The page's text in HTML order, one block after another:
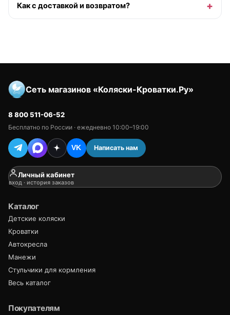
Как с доставкой и возвратом?
Сеть магазинов «Коляски-Кроватки.Ру»
8 800 511-06-52
Бесплатно по России · ежедневно 10:00–19:00
VK Написать нам
Личный кабинет
вход · история заказов
Каталог
Детские коляски
Кроватки
Автокресла
Манежи
Стульчики для кормления
Весь каталог
Покупателям